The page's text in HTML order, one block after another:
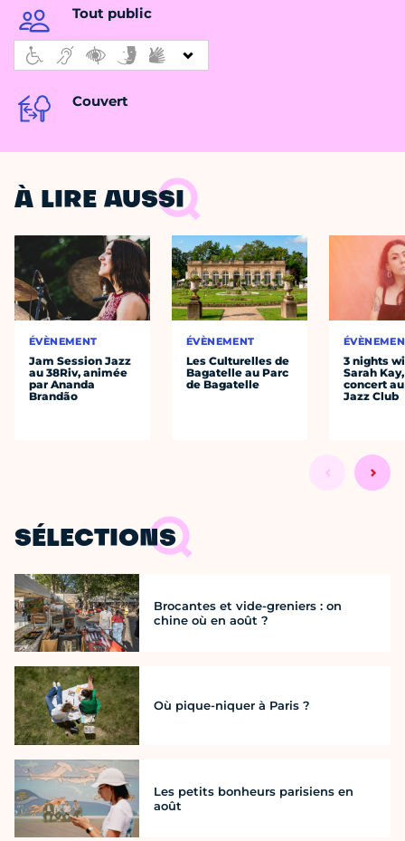
Tout public
Couvert
À LIRE AUSSI
ÉVÈNEMENT
Jam Session Jazz
au 38Riv, animée
par Ananda
Brandão
ÉVÈNEMENT
Les Culturelles de
Bagatelle au Parc
de Bagatelle
3 nights
Sarah
concert
Jazz Club
SÉLECTIONS
Brocantes et vide-greniers : on
chine où en août ?
Où pique-niquer à Paris ?
Les petits bonheurs parisiens en
août